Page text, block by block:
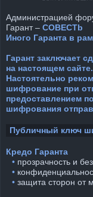
Администрацией
Гарант – COBECTb
Иного Гаранта в
Гарант заключает
на настоящем сайте.
Настоятельно
шифрование при
предоставлением
шифрования
Публичный ключ
Кредо Гаранта
⠀• прозрачность и
⠀•
⠀• защита сторон от